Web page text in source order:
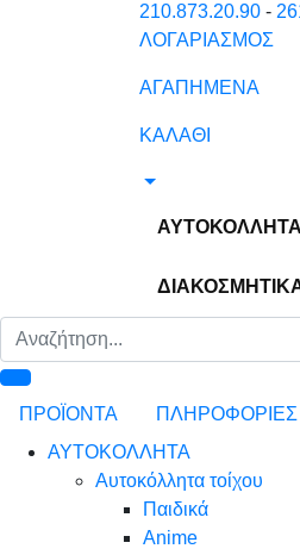
210.873.20.90 -
ΛΟΓΑΡΙΑΣΜΟΣ
ΑΓΑΠΗΜΕΝΑ
ΚΑΛΑΘΙ
ΑΥΤΟΚΟΛΛΗΤΑ
ΠΡΟΪΟΝΤΑ
ΠΛΗΡΟΦΟΡΙΕΣ
ΑΥΤΟΚΟΛΛΗΤΑ
Αυτοκόλλητα τοίχου
Παιδικά
Anime